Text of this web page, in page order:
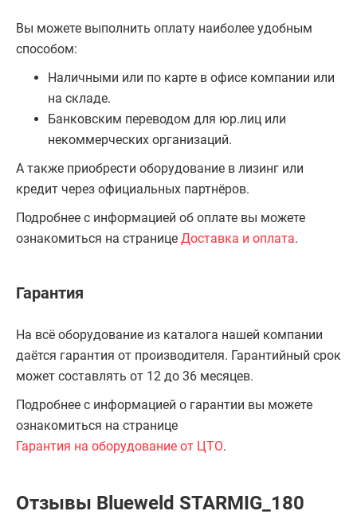
Вы можете выполнить оплату наиболее удобным
способом:
Наличными или по карте в офисе компании или
на складе.
Банковским переводом для юр.лиц или
некоммерческих организаций.
А также приобрести оборудование в лизинг или
кредит через официальных партнёров.
Подробнее с информацией об оплате вы можете
ознакомиться на странице Доставка и оплата.
Гарантия
На всё оборудование из каталога нашей компании
даётся гарантия от производителя. Гарантийный срок
может составлять от 12 до 36 месяцев.
Подробнее с информацией о гарантии вы можете
ознакомиться на странице
Гарантия на оборудование от ЦТО.
Отзывы Blueweld STARMIG_180